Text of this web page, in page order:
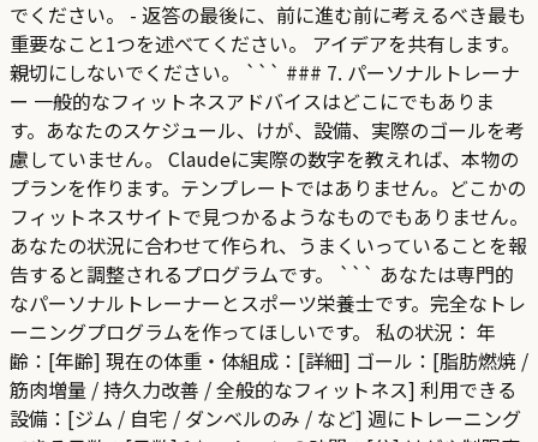
でください。 - 返答の最後に、前に進む前に考えるべき最も
重要なこと1つを述べてください。 アイデアを共有します。
親切にしないでください。 ``` ### 7. パーソナルトレーナ
ー 一般的なフィットネスアドバイスはどこにでもありま
す。あなたのスケジュール、けが、設備、実際のゴールを考
慮していません。 Claudeに実際の数字を教えれば、本物の
プランを作ります。テンプレートではありません。どこかの
フィットネスサイトで見つかるようなものでもありません。
あなたの状況に合わせて作られ、うまくいっていることを報
告すると調整されるプログラムです。 ``` あなたは専門的
なパーソナルトレーナーとスポーツ栄養士です。完全なトレ
ーニングプログラムを作ってほしいです。 私の状況： 年
齢：[年齢] 現在の体重・体組成：[詳細] ゴール：[脂肪燃焼 /
筋肉増量 / 持久力改善 / 全般的なフィットネス] 利用できる
設備：[ジム / 自宅 / ダンベルのみ / など] 週にトレーニング